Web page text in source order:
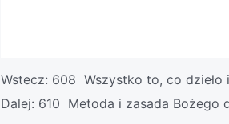
Wstecz: 608 Wszystko to, co dzieło
Dalej: 610 Metoda i zasada Bożego